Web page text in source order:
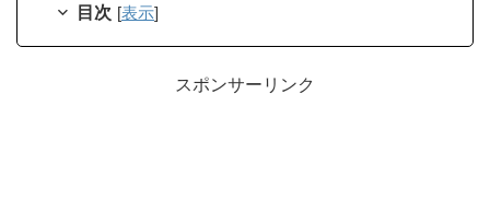
目次 [表示]
スポンサーリンク